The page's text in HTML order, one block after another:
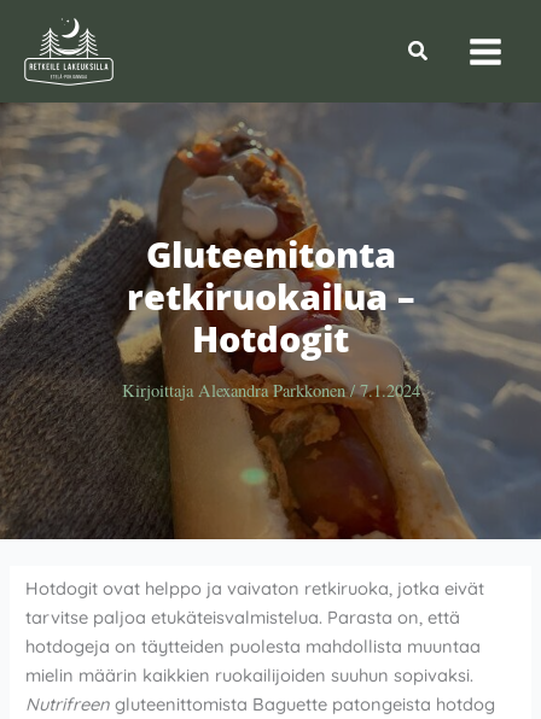
sisältöön
Hae
Gluteenitonta
retkiruokailua –
Hotdogit
Kirjoittaja Alexandra Parkkonen/7.1.2024
Hotdogit ovat helppo ja vaivaton retkiruoka, jotka eivät
tarvitse paljoa etukäteisvalmistelua. Parasta on, että
hotdogeja on täytteiden puolesta mahdollista muuntaa
mielin määrin kaikkien ruokailijoiden suuhun sopivaksi.
Nutrifreengluteenittomista Baguette patongeista hotdog